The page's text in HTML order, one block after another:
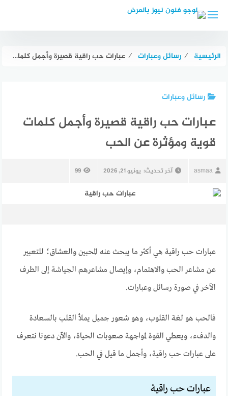
الرئيسية ⁄ رسائل وعبارات ⁄ عبارات حب راقية قصيرة وأجمل كلمات قوية ومؤثرة عن الحب
رسائل وعبارات
عبارات حب راقية قصيرة وأجمل كلمات
قوية ومؤثرة عن الحب
asmaa آخر تحديث: يونيو 21, 2026 99
عبارات حب راقية هي أكثر ما يبحث عنه المحبين والعشاق؛ للتعبير
عن مشاعر الحب والاهتمام، وإيصال مشاعرهم الجياشة إلى الطرف
الآخر في صورة رسائل وعبارات.
فالحب هو لغة القلوب، وهو شعور جميل يملأ القلب بالسعادة
والدفء، ويعطي القوة لمواجهة صعوبات الحياة، والآن دعونا نتعرف
على عبارات حب راقية، وأجمل ما قيل في الحب.
عبارات حب راقية